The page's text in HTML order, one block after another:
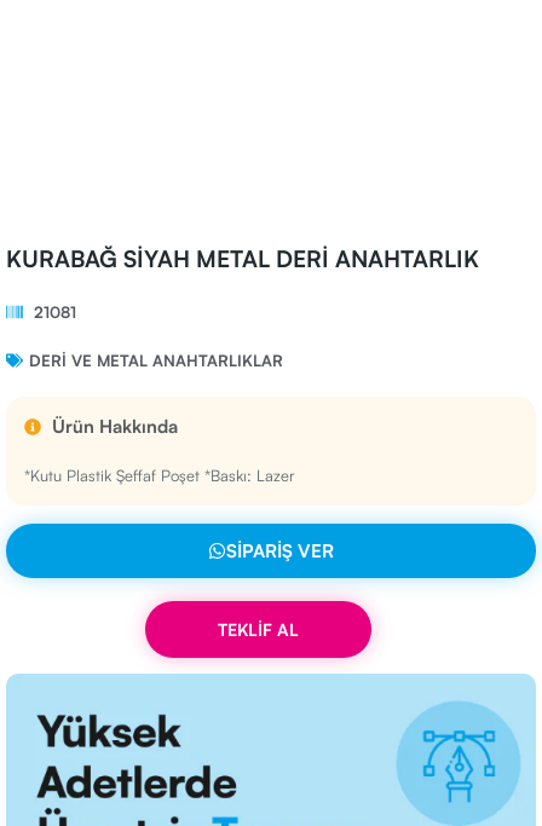
KURABAĞ SİYAH METAL DERİ ANAHTARLIK
21081
DERI VE METAL ANAHTARLIKLAR
Ürün Hakkında
*Kutu Plastik Şeffaf Poşet *Baskı: Lazer
SIPARIŞ VER
TEKLİF AL